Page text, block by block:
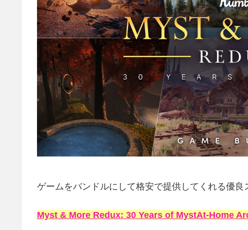
ゲームをバンドルにして格安で提供してくれる優良
Myst & More Redux: 30 Years of MystAt-Home